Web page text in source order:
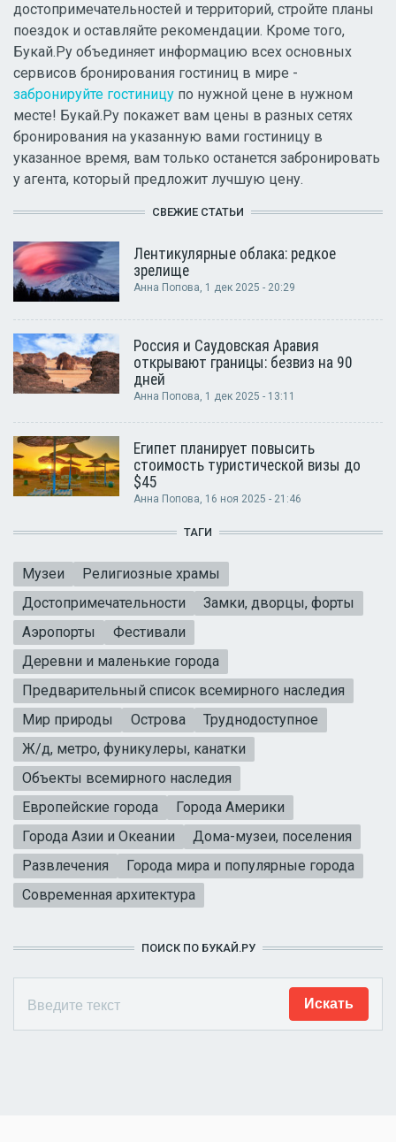
достопримечательностей и территорий, стройте планы
поездок и оставляйте рекомендации. Кроме того,
Букай.Ру объединяет информацию всех основных
сервисов бронирования гостиниц в мире -
забронируйте гостиницу по нужной цене в нужном
месте! Букай.Ру покажет вам цены в разных сетях
бронирования на указанную вами гостиницу в
указанное время, вам только останется забронировать
у агента, который предложит лучшую цену.
СВЕЖИЕ СТАТЬИ
Лентикулярные облака: редкое
зрелище
Анна Попова, 1 дек 2025 - 20:29
Россия и Саудовская Аравия
открывают границы: безвиз на 90
дней
Анна Попова, 1 дек 2025 - 13:11
Египет планирует повысить
стоимость туристической визы до
$45
Анна Попова, 16 ноя 2025 - 21:46
ТАГИ
Музеи
Религиозные храмы
Достопримечательности
Замки, дворцы, форты
Аэропорты
Фестивали
Деревни и маленькие города
Предварительный список всемирного наследия
Мир природы
Острова
Труднодоступное
Ж/д, метро, фуникулеры, канатки
Объекты всемирного наследия
Европейские города
Города Америки
Города Азии и Океании
Дома-музеи, поселения
Развлечения
Города мира и популярные города
Современная архитектура
ПОИСК ПО БУКАЙ.РУ